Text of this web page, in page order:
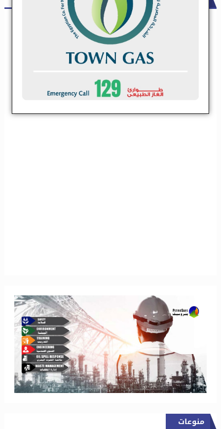
شركة مقاولات كبري تعلن عن حاجتها لعدد من مقاولي الباطن .. تعرف
شركة مقاولات كبري تعلن عن حاجتها لعدد من مقاولي
تعلن شركة مقاولات كبيرة عن فتح باب التسجيل لمقاولين الباطن فى
لمقاولين الباطن فى التخصصات الاتية
منوعات